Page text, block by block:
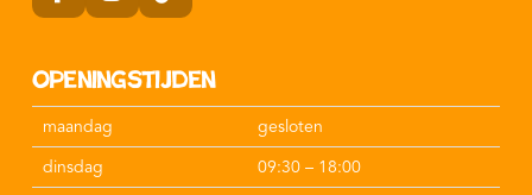
Openingstijden
maandag
gesloten
dinsdag
09:30 – 18:00